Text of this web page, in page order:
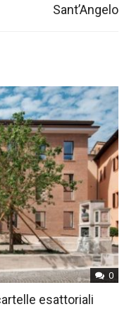
Sant’Angelo
0
esattoriali